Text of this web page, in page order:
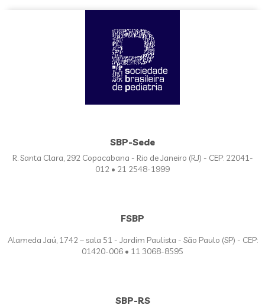
SBP-Sede
R. Santa Clara, 292 Copacabana - Rio de Janeiro (RJ) - CEP: 22041-
012 • 21 2548-1999
FSBP
Alameda Jaú, 1742 – sala 51 - Jardim Paulista - São Paulo (SP) - CEP:
01420-006 • 11 3068-8595
SBP-RS